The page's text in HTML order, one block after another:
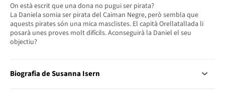
On està escrit que una dona no pugui ser pirata?
La Daniela somia ser pirata del Caiman Negre, però sembla que
aquests pirates són una mica masclistes. El capità Orellatallada li
posarà unes proves molt difícils. Aconseguirà la Daniel el seu
objectiu?
Biografia de Susanna Isern